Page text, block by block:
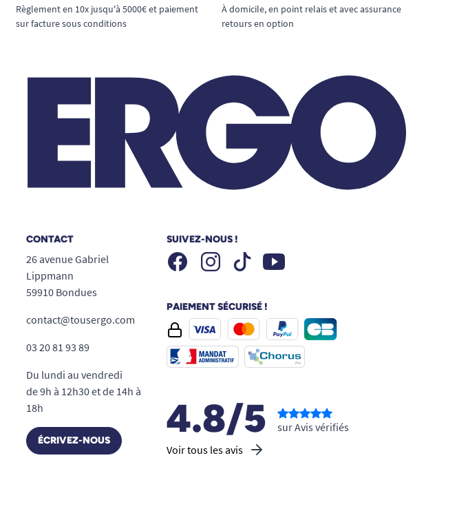
Règlement en 10x jusqu'à 5000€ et paiement
sur facture sous conditions
À domicile, en point relais et avec assurance
retours en option
CONTACT
26 avenue Gabriel
Lippmann
59910 Bondues
contact@tousergo.com
03 20 81 93 89
Du lundi au vendredi
de 9h à 12h30 et de 14h à
18h
ÉCRIVEZ-NOUS
SUIVEZ-NOUS !
FacebookInstagramTiktok Youtube
PAIEMENT SÉCURISÉ !
4.8/5
Voir tous les avis
sur Avis vérifiés